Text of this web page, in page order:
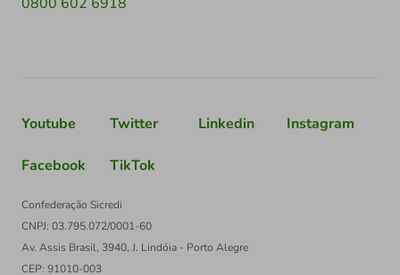
Youtube Twitter Linkedin Instagram
Facebook TikTok
Confederação Sicredi
CNPJ: 03.795.072/0001-60
Av. Assis Brasil, 3940, J. Lindóia - Porto Alegre
CEP: 91010-003